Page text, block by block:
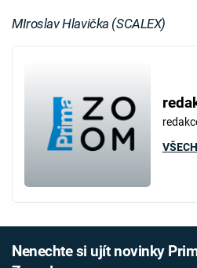
MIroslav Hlavička (SCALEX)
Nenechte si ujít novinky